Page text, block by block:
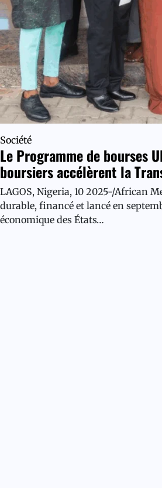
Société
Le Programme de bourses
boursiers accélèrent la
LAGOS, Nigeria, 10 2025-/African
durable, financé et lancé en
économique des États…